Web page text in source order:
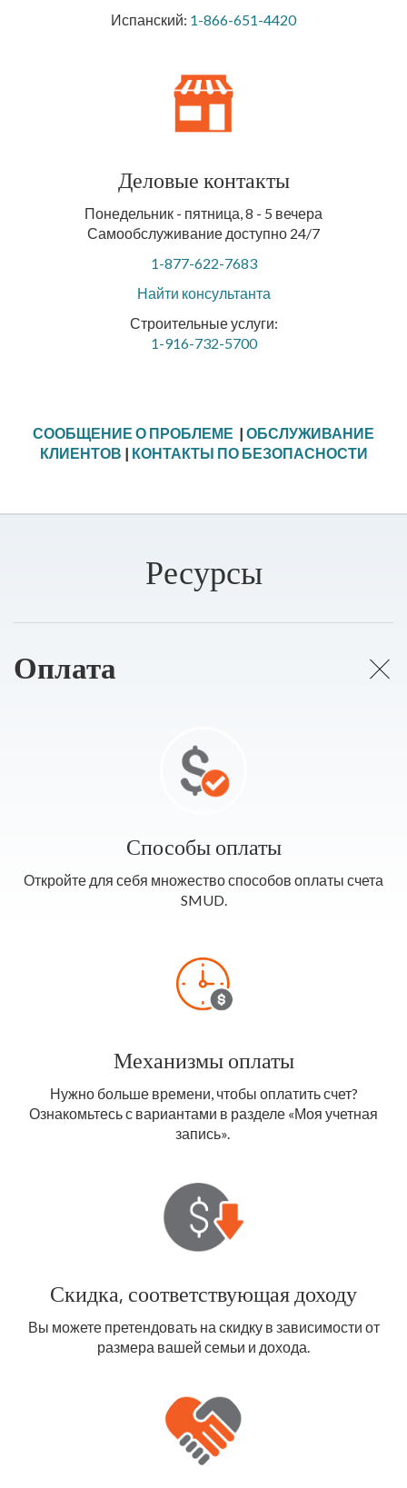
Испанский: 1-866-651-4420
Деловые контакты
Понедельник - пятница, 8 - 5 вечера
Самообслуживание доступно 24/7
1-877-622-7683
Найти консультанта
Строительные услуги:
1-916-732-5700
СООБЩЕНИЕ О ПРОБЛЕМЕ | ОБСЛУЖИВАНИЕ
КЛИЕНТОВ | КОНТАКТЫ ПО БЕЗОПАСНОСТИ
Ресурсы
Оплата
Способы оплаты
Откройте для себя множество способов оплаты счета
SMUD.
Механизмы оплаты
Нужно больше времени, чтобы оплатить счет?
Ознакомьтесь с вариантами в разделе «Моя учетная
запись».
Скидка, соответствующая доходу
Вы можете претендовать на скидку в зависимости от
размера вашей семьи и дохода.